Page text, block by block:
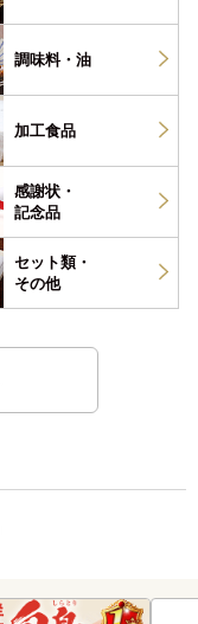
調味料・ 油
加工食品
感謝状・
記念品
セット類・
その他